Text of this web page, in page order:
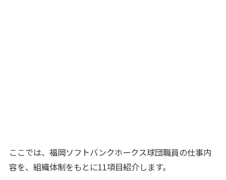
ここでは、福岡ソフトバンクホークス球団職員の仕事内
容を、組織体制をもとに11項目紹介します。